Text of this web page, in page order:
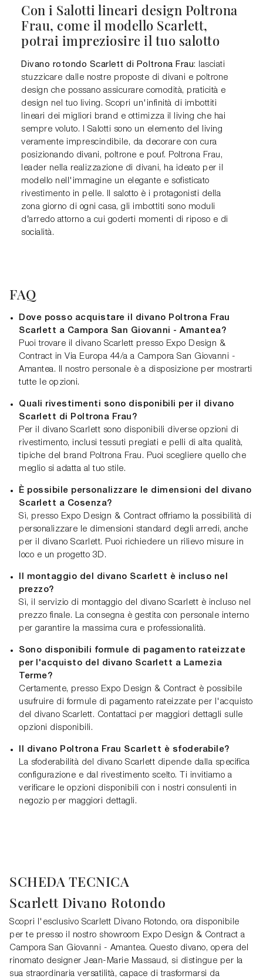
Con i Salotti lineari design Poltrona
Frau, come il modello Scarlett,
potrai impreziosire il tuo salotto
Divano rotondo Scarlett di Poltrona Frau: lasciati
stuzzicare dalle nostre proposte di divani e poltrone
design che possano assicurare comodità, praticità e
design nel tuo living. Scopri un'infinità di imbottiti
lineari dei migliori brand e ottimizza il living che hai
sempre voluto. I Salotti sono un elemento del living
veramente imprescindibile, da decorare con cura
posizionando divani, poltrone e pouf. Poltrona Frau,
leader nella realizzazione di divani, ha ideato per il
modello nell'immagine un elegante e sofisticato
rivestimento in pelle. Il salotto è i protagonisti della
zona giorno di ogni casa, gli imbottiti sono moduli
d’arredo attorno a cui goderti momenti di riposo e di
socialità.
FAQ
Dove posso acquistare il divano Poltrona Frau
Scarlett a Campora San Giovanni - Amantea?
Puoi trovare il divano Scarlett presso Expo Design &
Contract in Via Europa 44/a a Campora San Giovanni -
Amantea. Il nostro personale è a disposizione per mostrarti
tutte le opzioni.
Quali rivestimenti sono disponibili per il divano
Scarlett di Poltrona Frau?
Per il divano Scarlett sono disponibili diverse opzioni di
rivestimento, inclusi tessuti pregiati e pelli di alta qualità,
tipiche del brand Poltrona Frau. Puoi scegliere quello che
meglio si adatta al tuo stile.
È possibile personalizzare le dimensioni del divano
Scarlett a Cosenza?
Sì, presso Expo Design & Contract offriamo la possibilità di
personalizzare le dimensioni standard degli arredi, anche
per il divano Scarlett. Puoi richiedere un rilievo misure in
loco e un progetto 3D.
Il montaggio del divano Scarlett è incluso nel
prezzo?
Sì, il servizio di montaggio del divano Scarlett è incluso nel
prezzo finale. La consegna è gestita con personale interno
per garantire la massima cura e professionalità.
Sono disponibili formule di pagamento rateizzate
per l'acquisto del divano Scarlett a Lamezia
Terme?
Certamente, presso Expo Design & Contract è possibile
usufruire di formule di pagamento rateizzate per l'acquisto
del divano Scarlett. Contattaci per maggiori dettagli sulle
opzioni disponibili.
Il divano Poltrona Frau Scarlett è sfoderabile?
La sfoderabilità del divano Scarlett dipende dalla specifica
configurazione e dal rivestimento scelto. Ti invitiamo a
verificare le opzioni disponibili con i nostri consulenti in
negozio per maggiori dettagli.
SCHEDA TECNICA
Scarlett Divano Rotondo
Scopri l'esclusivo Scarlett Divano Rotondo, ora disponibile
per te presso il nostro showroom Expo Design & Contract a
Campora San Giovanni - Amantea. Questo divano, opera del
rinomato designer Jean-Marie Massaud, si distingue per la
sua straordinaria versatilità, capace di trasformarsi da